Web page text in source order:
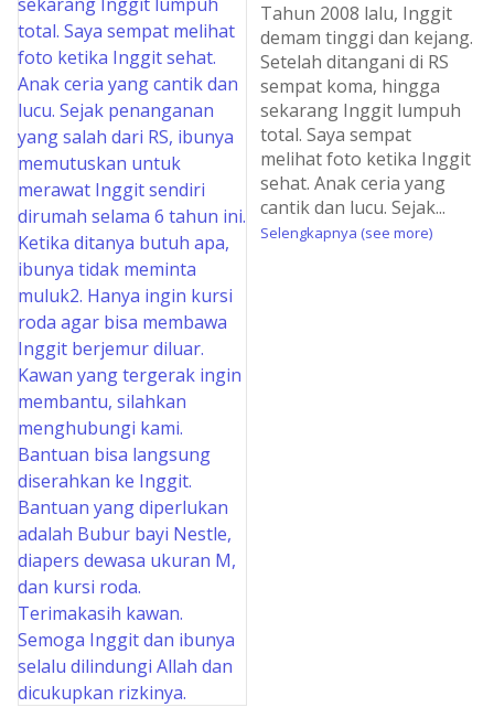
Tahun 2008 lalu, Inggit
demam tinggi dan kejang.
Setelah ditangani di RS
sempat koma, hingga
sekarang Inggit lumpuh
total. Saya sempat
melihat foto ketika Inggit
sehat. Anak ceria yang
cantik dan lucu. Sejak...
Selengkapnya (see more)